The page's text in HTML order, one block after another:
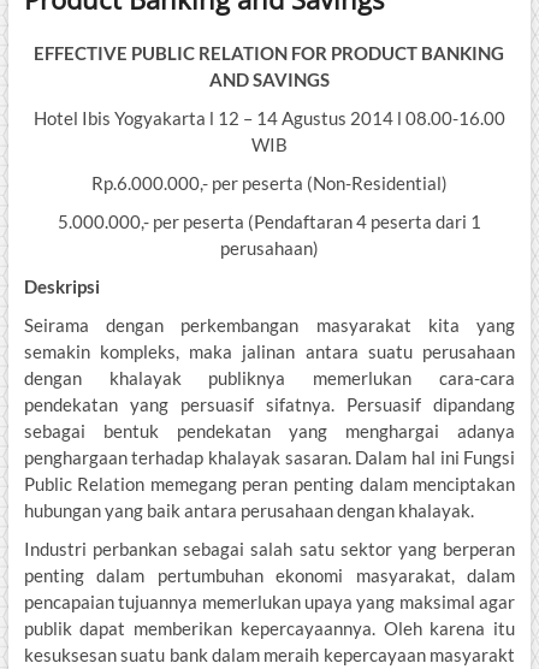
EFFECTIVE PUBLIC RELATION FOR PRODUCT BANKING
AND SAVINGS
Hotel Ibis Yogyakarta l 12 – 14 Agustus 2014 l 08.00-16.00
WIB
Rp.6.000.000,- per peserta (Non-Residential)
5.000.000,- per peserta (Pendaftaran 4 peserta dari 1
perusahaan)
Deskripsi
Seirama dengan perkembangan masyarakat kita yang
semakin kompleks, maka jalinan antara suatu perusahaan
dengan khalayak publiknya memerlukan cara-cara
pendekatan yang persuasif sifatnya. Persuasif dipandang
sebagai bentuk pendekatan yang menghargai adanya
penghargaan terhadap khalayak sasaran. Dalam hal ini Fungsi
Public Relation memegang peran penting dalam menciptakan
hubungan yang baik antara perusahaan dengan khalayak.
Industri perbankan sebagai salah satu sektor yang berperan
penting dalam pertumbuhan ekonomi masyarakat, dalam
pencapaian tujuannya memerlukan upaya yang maksimal agar
publik dapat memberikan kepercayaannya. Oleh karena itu
kesuksesan suatu bank dalam meraih kepercayaan masyarakt